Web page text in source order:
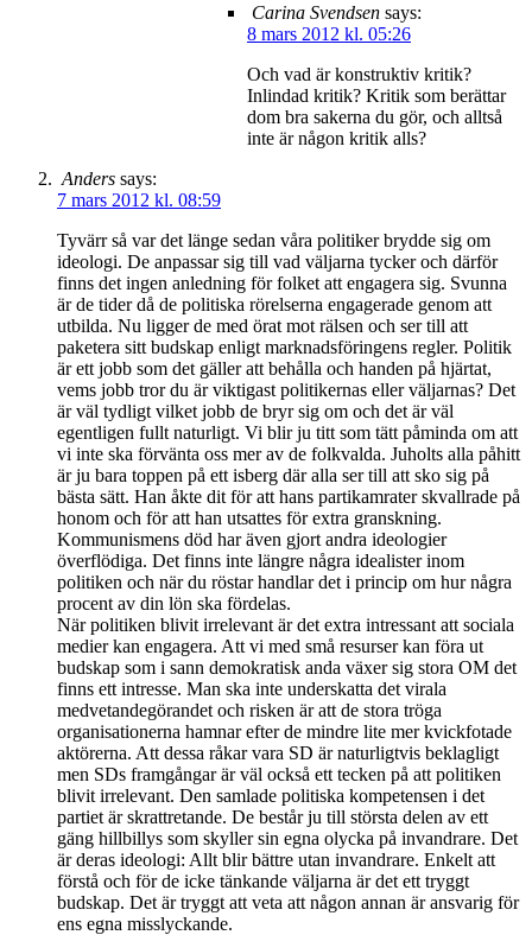
Carina Svendsen says:
8 mars 2012 kl. 05:26
Och vad är konstruktiv kritik?
Inlindad kritik? Kritik som berättar
dom bra sakerna du gör, och alltså
inte är någon kritik alls?
Anders says:
7 mars 2012 kl. 08:59
Tyvärr så var det länge sedan våra politiker brydde sig om
ideologi. De anpassar sig till vad väljarna tycker och därför
finns det ingen anledning för folket att engagera sig. Svunna
är de tider då de politiska rörelserna engagerade genom att
utbilda. Nu ligger de med örat mot rälsen och ser till att
paketera sitt budskap enligt marknadsföringens regler. Politik
är ett jobb som det gäller att behålla och handen på hjärtat,
vems jobb tror du är viktigast politikernas eller väljarnas? Det
är väl tydligt vilket jobb de bryr sig om och det är väl
egentligen fullt naturligt. Vi blir ju titt som tätt påminda om att
vi inte ska förvänta oss mer av de folkvalda. Juholts alla påhitt
är ju bara toppen på ett isberg där alla ser till att sko sig på
bästa sätt. Han åkte dit för att hans partikamrater skvallrade på
honom och för att han utsattes för extra granskning.
Kommunismens död har även gjort andra ideologier
överflödiga. Det finns inte längre några idealister inom
politiken och när du röstar handlar det i princip om hur några
procent av din lön ska fördelas.
När politiken blivit irrelevant är det extra intressant att sociala
medier kan engagera. Att vi med små resurser kan föra ut
budskap som i sann demokratisk anda växer sig stora OM det
finns ett intresse. Man ska inte underskatta det virala
medvetandegörandet och risken är att de stora tröga
organisationerna hamnar efter de mindre lite mer kvickfotade
aktörerna. Att dessa råkar vara SD är naturligtvis beklagligt
men SDs framgångar är väl också ett tecken på att politiken
blivit irrelevant. Den samlade politiska kompetensen i det
partiet är skrattretande. De består ju till största delen av ett
gäng hillbillys som skyller sin egna olycka på invandrare. Det
är deras ideologi: Allt blir bättre utan invandrare. Enkelt att
förstå och för de icke tänkande väljarna är det ett tryggt
budskap. Det är tryggt att veta att någon annan är ansvarig för
ens egna misslyckande.